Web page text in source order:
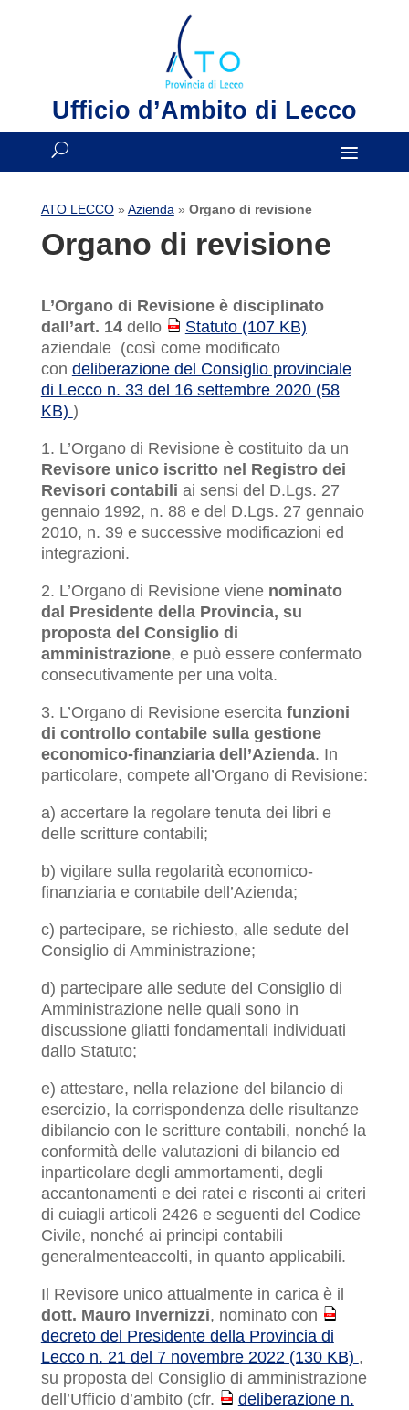
Ufficio d’Ambito di Lecco
ATO LECCO» Azienda » Organo di revisione
Organo di revisione
L’Organo di Revisione è disciplinato
dall’art. 14dello PDF
Statuto (107 KB)
aziendale (così come modificato
con deliberazione del Consiglio provinciale
di Lecco n. 33 del 16 settembre 2020 (58
KB) )
1. L’Organo di Revisione è costituito da un
Revisore unico iscritto nel Registro dei
Revisori contabili ai sensi del D.Lgs. 27
gennaio 1992, n. 88 e del D.Lgs. 27 gennaio
2010, n. 39 e successive modificazioni ed
integrazioni.
2. L’Organo di Revisione viene nominato
dal Presidente della Provincia, su
proposta del Consiglio di
amministrazione, e può essere confermato
consecutivamente per una volta.
3. L’Organo di Revisione esercita funzioni
di controllo contabile sulla gestione
economico-finanziaria dell’Azienda. In
particolare, compete all’Organo di Revisione:
a) accertare la regolare tenuta dei libri e
delle scritture contabili;
b) vigilare sulla regolarità economico-
finanziaria e contabile dell’Azienda;
c) partecipare, se richiesto, alle sedute del
Consiglio di Amministrazione;
d) partecipare alle sedute del Consiglio di
Amministrazione nelle quali sono in
discussione gliatti fondamentali individuati
dallo Statuto;
e) attestare, nella relazione del bilancio di
esercizio, la corrispondenza delle risultanze
dibilancio con le scritture contabili, nonché la
conformità delle valutazioni di bilancio ed
inparticolare degli ammortamenti, degli
accantonamenti e dei ratei e risconti ai criteri
di cuiagli articoli 2426 e seguenti del Codice
Civile, nonché ai principi contabili
generalmenteaccolti, in quanto applicabili.
Il Revisore unico attualmente in carica è il
dott. Mauro Invernizzi, nominato con PDF
decreto del Presidente della Provincia di
Lecco n. 21 del 7 novembre 2022 (130 KB) ,
su proposta del Consiglio di amministrazione
dell’Ufficio d’ambito (cfr.
PDF
deliberazione n.